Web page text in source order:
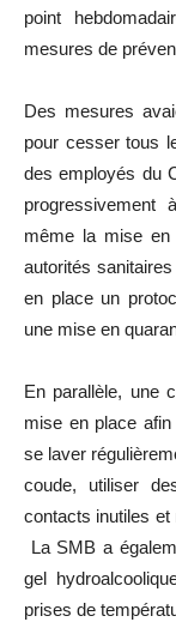
point
mesures de
Des mesures
pour cesser tous
des employés du
progressivement
même la mise
autorités
en place un
une mise en
En parallèle, une
mise en place afin
se laver
coude, utiliser
contacts inutiles et
La SMB a
gel
prises de